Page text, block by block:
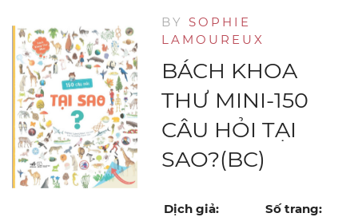
BY SOPHIE
LAMOUREUX
BÁCH KHOA
THƯ MINI-150
CÂU HỎI TẠI
SAO?(BC)
Dịch giả:
Số trang: